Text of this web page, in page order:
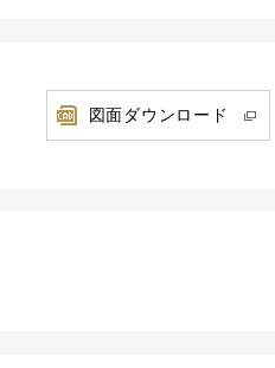
図面ダウンロード